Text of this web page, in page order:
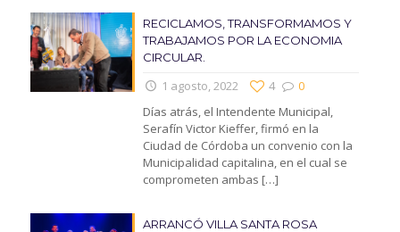
RECICLAMOS, TRANSFORMAMOS Y
TRABAJAMOS POR LA ECONOMIA
CIRCULAR.
1 agosto, 2022 0
4
Días atrás, el Intendente Municipal,
Serafín Victor Kieffer, firmó en la
Ciudad de Córdoba un convenio con la
Municipalidad capitalina, en el cual se
comprometen ambas […]
ARRANCÓ VILLA SANTA ROSA